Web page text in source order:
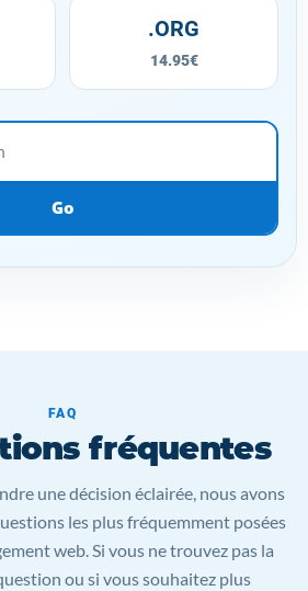
.ORG
14.95€
Go
FAQ
fréquentes
une décision éclairée, nous avons
les plus fréquemment posées
web. Si vous ne trouvez pas la
ou si vous souhaitez plus